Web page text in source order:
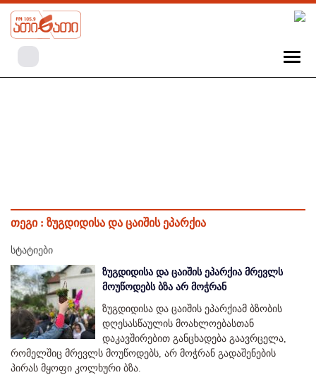
თეგი : ზუგდიდისა და ცაიშის ეპარქია
სტატიები
ზუგდიდისა და ცაიშის ეპარქია მრევლს
მოუწოდებს ბზა არ მოჭრან
ზუგდიდისა და ცაიშის ეპარქიამ ბზობის
დღესასწაულის მოახლოებასთან
დაკავშირებით განცხადება გაავრცელა,
რომელშიც მრევლს მოუწოდებს, არ მოჭრან გადაშენების
პირას მყოფი კოლხური ბზა.